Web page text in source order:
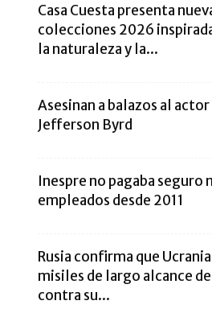
Casa Cuesta presenta
colecciones 2026
la naturaleza y la...
Asesinan a balazos al
Jefferson Byrd
Inespre no pagaba seguro
empleados desde 2011
Rusia confirma que
misiles de largo alcance de
contra su...